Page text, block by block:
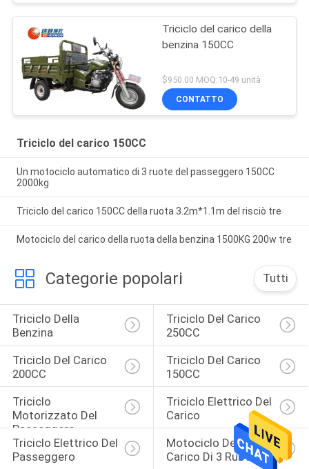
Triciclo del carico della
benzina 150CC
$950.00 MOQ:10-49 unità
CONTATTO
Triciclo del carico 150CC
Un motociclo automatico di 3 ruote del passeggero 150CC
2000kg
Triciclo del carico 150CC della ruota 3.2m*1.1m del risciò tre
Motociclo del carico della ruota della benzina 1500KG 200w tre
Categorie popolari Tutti
Triciclo Della
Benzina
Triciclo Del Carico
250CC
Triciclo Del Carico
200CC
Triciclo Del Carico
150CC
Triciclo
Motorizzato Del
Passeggero
Triciclo Elettrico Del
Carico
Triciclo Elettrico Del
Passeggero
Motociclo Del
Carico Di 3 Ruote